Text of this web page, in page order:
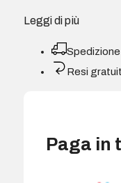
Leggi di più
Resi
Paga in